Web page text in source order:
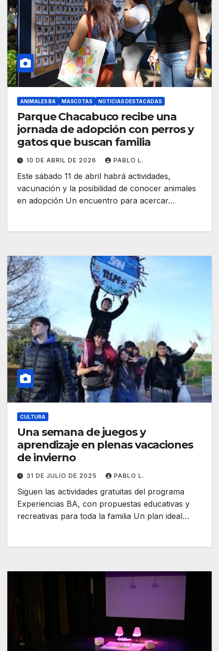
ANIMALES BA MASCOTAS NOTICIAS DESTACADAS
Parque Chacabuco recibe una
jornada de adopción con perros y
gatos que buscan familia
10 DE ABRIL DE 2026 PABLO L.
Este sábado 11 de abril habrá actividades,
vacunación y la posibilidad de conocer animales
en adopción Un encuentro para acercar…
CULTURA
Una semana de juegos y
aprendizaje en plenas vacaciones
de invierno
31 DE JULIO DE 2025 PABLO L.
Siguen las actividades gratuitas del programa
Experiencias BA, con propuestas educativas y
recreativas para toda la familia Un plan ideal…